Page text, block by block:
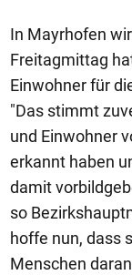
In Mayrhofen
Freitagmittag
Einwohner für
"Das stimmt
und Einwohner
erkannt haben
damit
so
hoffe nun, dass
Menschen